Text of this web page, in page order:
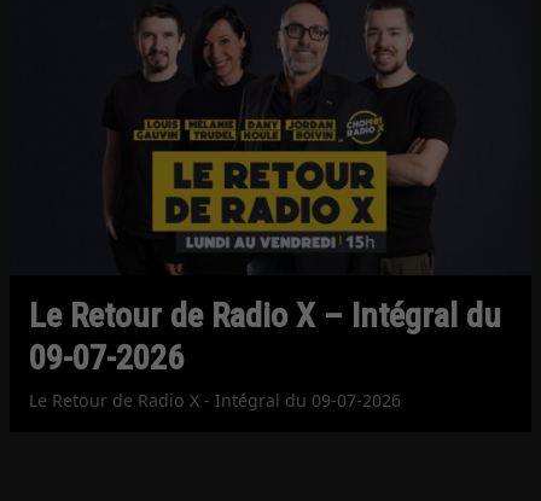
Le Retour de Radio X – Intégral du
09-07-2026
Le Retour de Radio X - Intégral du 09-07-2026